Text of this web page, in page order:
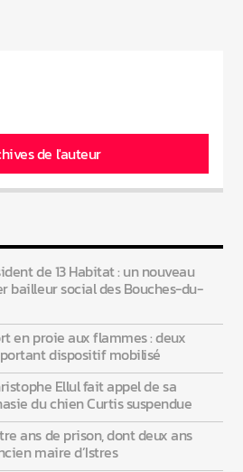
Années 80
Latino
Italia
de l'auteur
de 13 Habitat : un nouveau
bailleur social des Bouches-du-
en proie aux flammes : deux
dispositif mobilisé
Ellul fait appel de sa
du chien Curtis suspendue
ans de prison, dont deux ans
maire d’Istres